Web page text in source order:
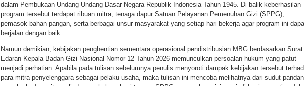
dalam Pembukaan Undang-Undang Dasar Negara Republik Indonesia Tahun 1945. Di balik keberhasilan
program tersebut terdapat ribuan mitra, tenaga dapur Satuan Pelayanan Pemenuhan Gizi (SPPG),
pemasok bahan pangan, serta berbagai unsur masyarakat yang setiap hari bekerja agar program ini
berjalan dengan baik.
Namun demikian, kebijakan penghentian sementara operasional pendistribusian MBG berdasarkan Surat
Edaran Kepala Badan Gizi Nasional Nomor 12 Tahun 2026 memunculkan persoalan hukum yang patut
menjadi perhatian. Apabila pada tulisan sebelumnya penulis menyoroti dampak kebijakan tersebut
para mitra penyelenggara sebagai pelaku usaha, maka tulisan ini mencoba melihatnya dari sudut